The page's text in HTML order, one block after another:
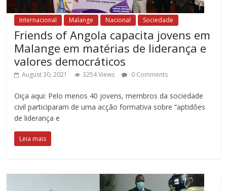
Internacional Malange Nacional Sociedade
Friends of Angola capacita jovens em
Malange em matérias de liderança e
valores democráticos
August 30, 2021 3254 Views 0 Comments
Oiça aqui: Pelo menos 40 jovens, membros da sociedade
civil participaram de uma acção formativa sobre “aptidões
de liderança e
Leia mais